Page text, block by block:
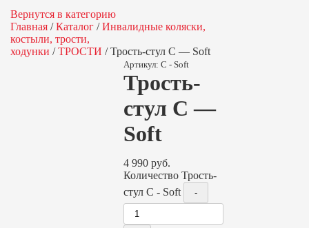
Вернутся в категорию
Главная /Каталог /Инвалидные коляски,
костыли, трости,
ходунки /ТРОСТИ /Трость-стул C — Soft
Артикул:C - Soft
Трость-
стул C —
Soft
4 990руб.
Количество Трость-
стул C - Soft